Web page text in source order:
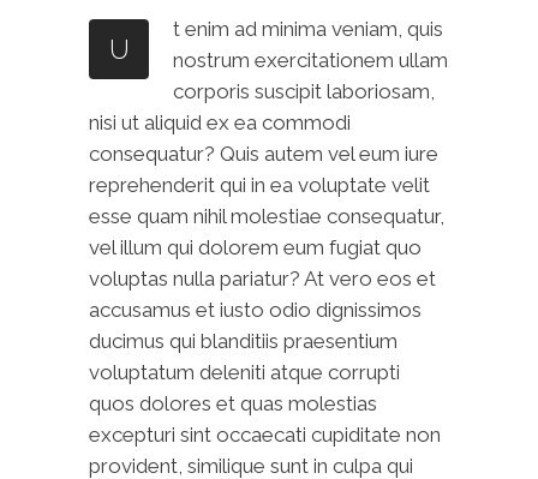
U
t enim ad minima veniam, quis
nostrum exercitationem ullam
corporis suscipit laboriosam,
nisi ut aliquid ex ea commodi
consequatur? Quis autem vel eum iure
reprehenderit qui in ea voluptate velit
esse quam nihil molestiae consequatur,
vel illum qui dolorem eum fugiat quo
voluptas nulla pariatur? At vero eos et
accusamus et iusto odio dignissimos
ducimus qui blanditiis praesentium
voluptatum deleniti atque corrupti
quos dolores et quas molestias
excepturi sint occaecati cupiditate non
provident, similique sunt in culpa qui